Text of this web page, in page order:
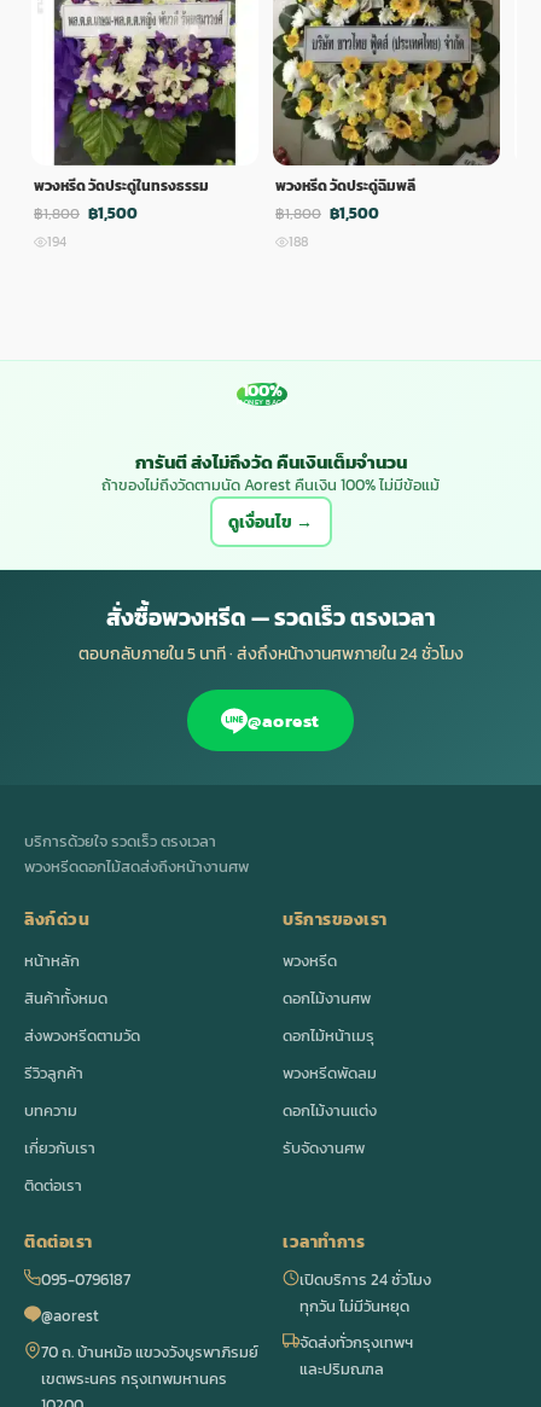
พวงหรีด วัดประดู่ในทรงธรรม
฿1,800 ฿1,500
194
พวงหรีด วัดประดู่ฉิมพลี
฿1,800 ฿1,500
188
100%
MONEY BACK
การันตี ส่งไม่ถึงวัด คืนเงินเต็มจำนวน
ถ้าของไม่ถึงวัดตามนัด Aorest คืนเงิน 100% ไม่มีข้อแม้
ดูเงื่อนไข →
สั่งซื้อพวงหรีด — รวดเร็ว ตรงเวลา
ตอบกลับภายใน 5 นาที · ส่งถึงหน้างานศพภายใน 24 ชั่วโมง
@aorest
บริการด้วยใจ รวดเร็ว ตรงเวลา
พวงหรีดดอกไม้สดส่งถึงหน้างานศพ
ลิงก์ด่วน
หน้าหลัก
สินค้าทั้งหมด
ส่งพวงหรีดตามวัด
รีวิวลูกค้า
บทความ
เกี่ยวกับเรา
ติดต่อเรา
บริการของเรา
พวงหรีด
ดอกไม้งานศพ
ดอกไม้หน้าเมรุ
พวงหรีดพัดลม
ดอกไม้งานแต่ง
รับจัดงานศพ
ติดต่อเรา
095-0796187
@aorest
70 ถ. บ้านหม้อ แขวงวังบูรพาภิรมย์
เขตพระนคร กรุงเทพมหานคร
เวลาทำการ
เปิดบริการ 24 ชั่วโมง
ทุกวัน ไม่มีวันหยุด
จัดส่งทั่วกรุงเทพฯ
และปริมณฑล